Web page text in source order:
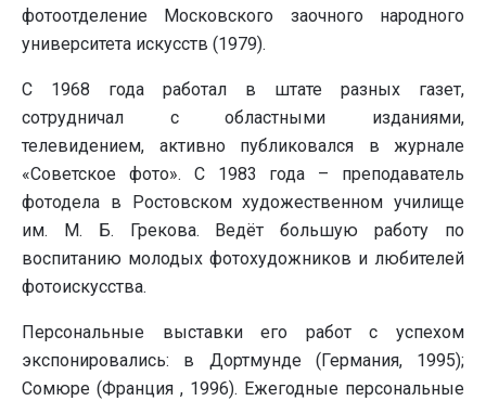
фотоотделение Московского заочного народного
университета искусств (1979).
С 1968 года работал в штате разных газет,
сотрудничал с областными изданиями,
телевидением, активно публиковался в журнале
«Советское фото». С 1983 года – преподаватель
фотодела в Ростовском художественном училище
им. М. Б. Грекова. Ведёт большую работу по
воспитанию молодых фотохудожников и любителей
фотоискусства.
Персональные выставки его работ с успехом
экспонировались: в Дортмунде (Германия, 1995);
Сомюре (Франция , 1996). Ежегодные персональные